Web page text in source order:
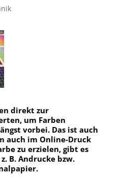
direkt zur
um Farben
vorbei. Das ist auch
auch im Online-Druck
zu erzielen, gibt es
B. Andrucke bzw.